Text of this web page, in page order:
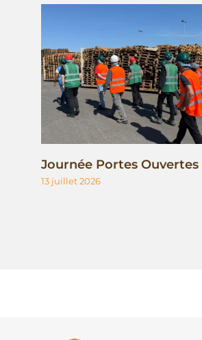
Journée Portes Ouvertes
13 juillet 2026